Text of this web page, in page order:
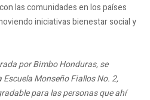
las comunidades en los países
iniciativas bienestar social y
por Bimbo Honduras, se
Monseño Fiallos No. 2,
para las personas que ahí